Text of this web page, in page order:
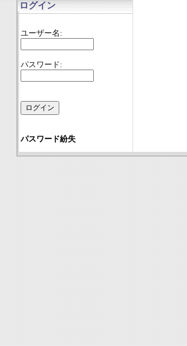
ログイン
ユーザー名:
パスワード:
パスワード紛失